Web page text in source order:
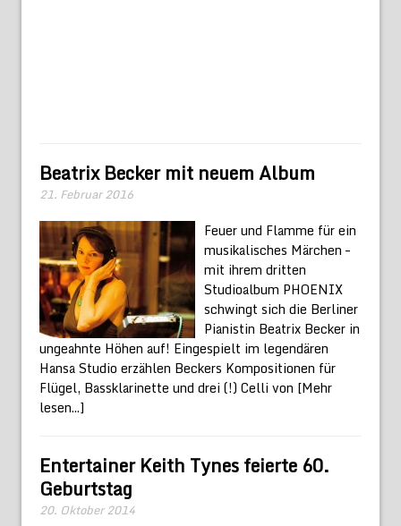
Beatrix Becker mit neuem Album
21. Februar 2016
Feuer und Flamme für ein
musikalisches Märchen –
mit ihrem dritten
Studioalbum PHOENIX
schwingt sich die Berliner
Pianistin Beatrix Becker in
ungeahnte Höhen auf! Eingespielt im legendären
Hansa Studio erzählen Beckers Kompositionen für
Flügel, Bassklarinette und drei (!) Celli von [Mehr
lesen...]
Entertainer Keith Tynes feierte 60.
Geburtstag
20. Oktober 2014